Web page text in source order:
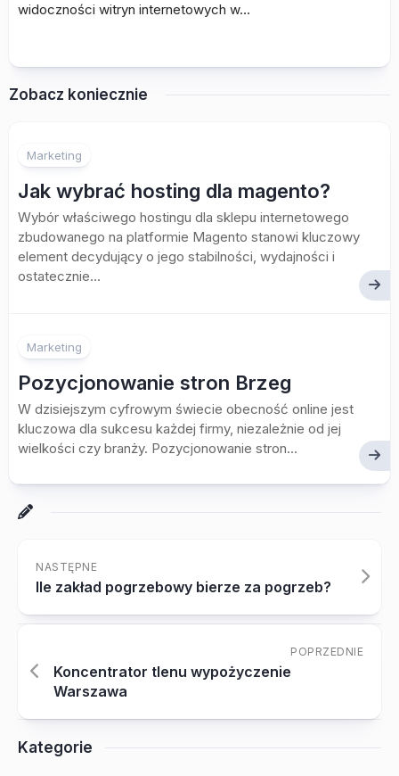
widoczności witryn internetowych w…
Zobacz koniecznie
Marketing
Jak wybrać hosting dla magento?
Wybór właściwego hostingu dla sklepu internetowego
zbudowanego na platformie Magento stanowi kluczowy
element decydujący o jego stabilności, wydajności i
ostatecznie...
Marketing
Pozycjonowanie stron Brzeg
W dzisiejszym cyfrowym świecie obecność online jest
kluczowa dla sukcesu każdej firmy, niezależnie od jej
wielkości czy branży. Pozycjonowanie stron...
NASTĘPNE
Ile zakład pogrzebowy bierze za pogrzeb?
POPRZEDNIE
Koncentrator tlenu wypożyczenie
Warszawa
Kategorie